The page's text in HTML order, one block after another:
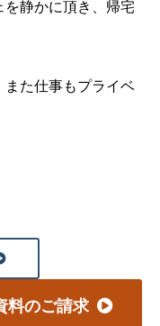
静かに頂き、帰宅
また仕事もプライベ
料のご請求